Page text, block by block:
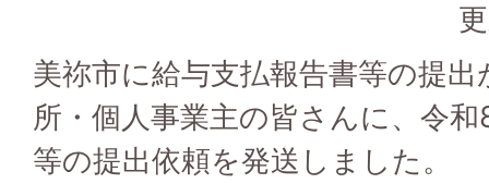
美祢市に給与支払報告書等の提
所・個人事業主の皆さんに、令
等の提出依頼を発送しました。